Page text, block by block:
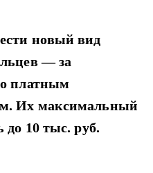
новый вид
— за
платным
Их максимальный
до 10 тыс. руб.